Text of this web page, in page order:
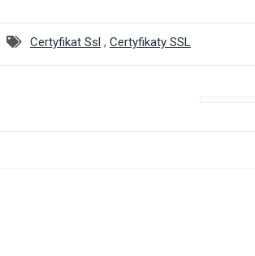
Certyfikat Ssl , Certyfikaty SSL